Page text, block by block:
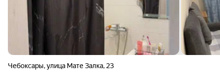
Чебоксары,улица Мате Залка, 23